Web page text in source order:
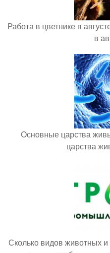
Работа в цветнике в
в
Основные царства
царства
Сколько видов животных